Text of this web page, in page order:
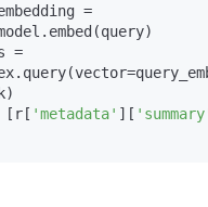
[r[ 'metadata' ][